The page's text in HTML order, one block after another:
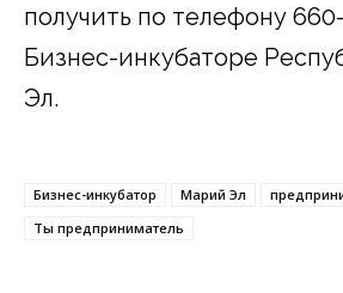
получить по телефону
Бизнес-инкубаторе
Эл.
Бизнес-инкубатор Марий Эл
Ты предприниматель